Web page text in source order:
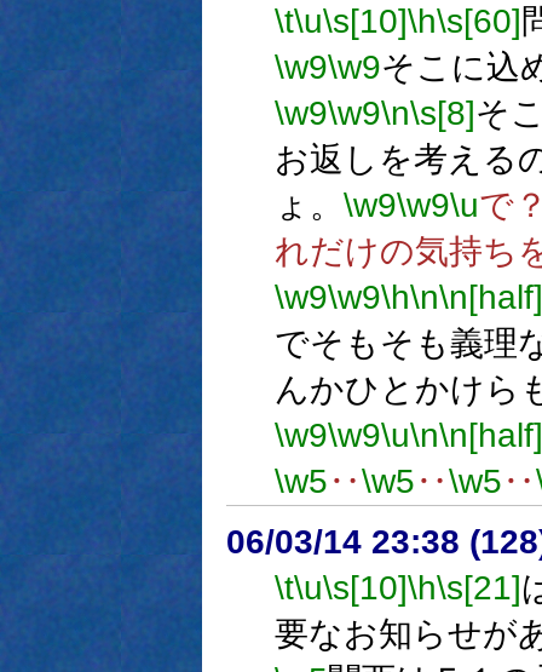
\t\u\s[10]\h\s[60]
\w9\w9そこに込
\w9\w9\n\s[8]そ
お返しを考える
ょ。 \w9\w9\uで
れだけの気持ち
\w9\w9\h\n\n[half]
でそもそも義理
んかひとかけら
\w9\w9\u\n\n[half]
\w5‥\w5‥\w5‥
06/03/14 23:38
\t\u\s[10]\h\s[21]
要なお知らせが